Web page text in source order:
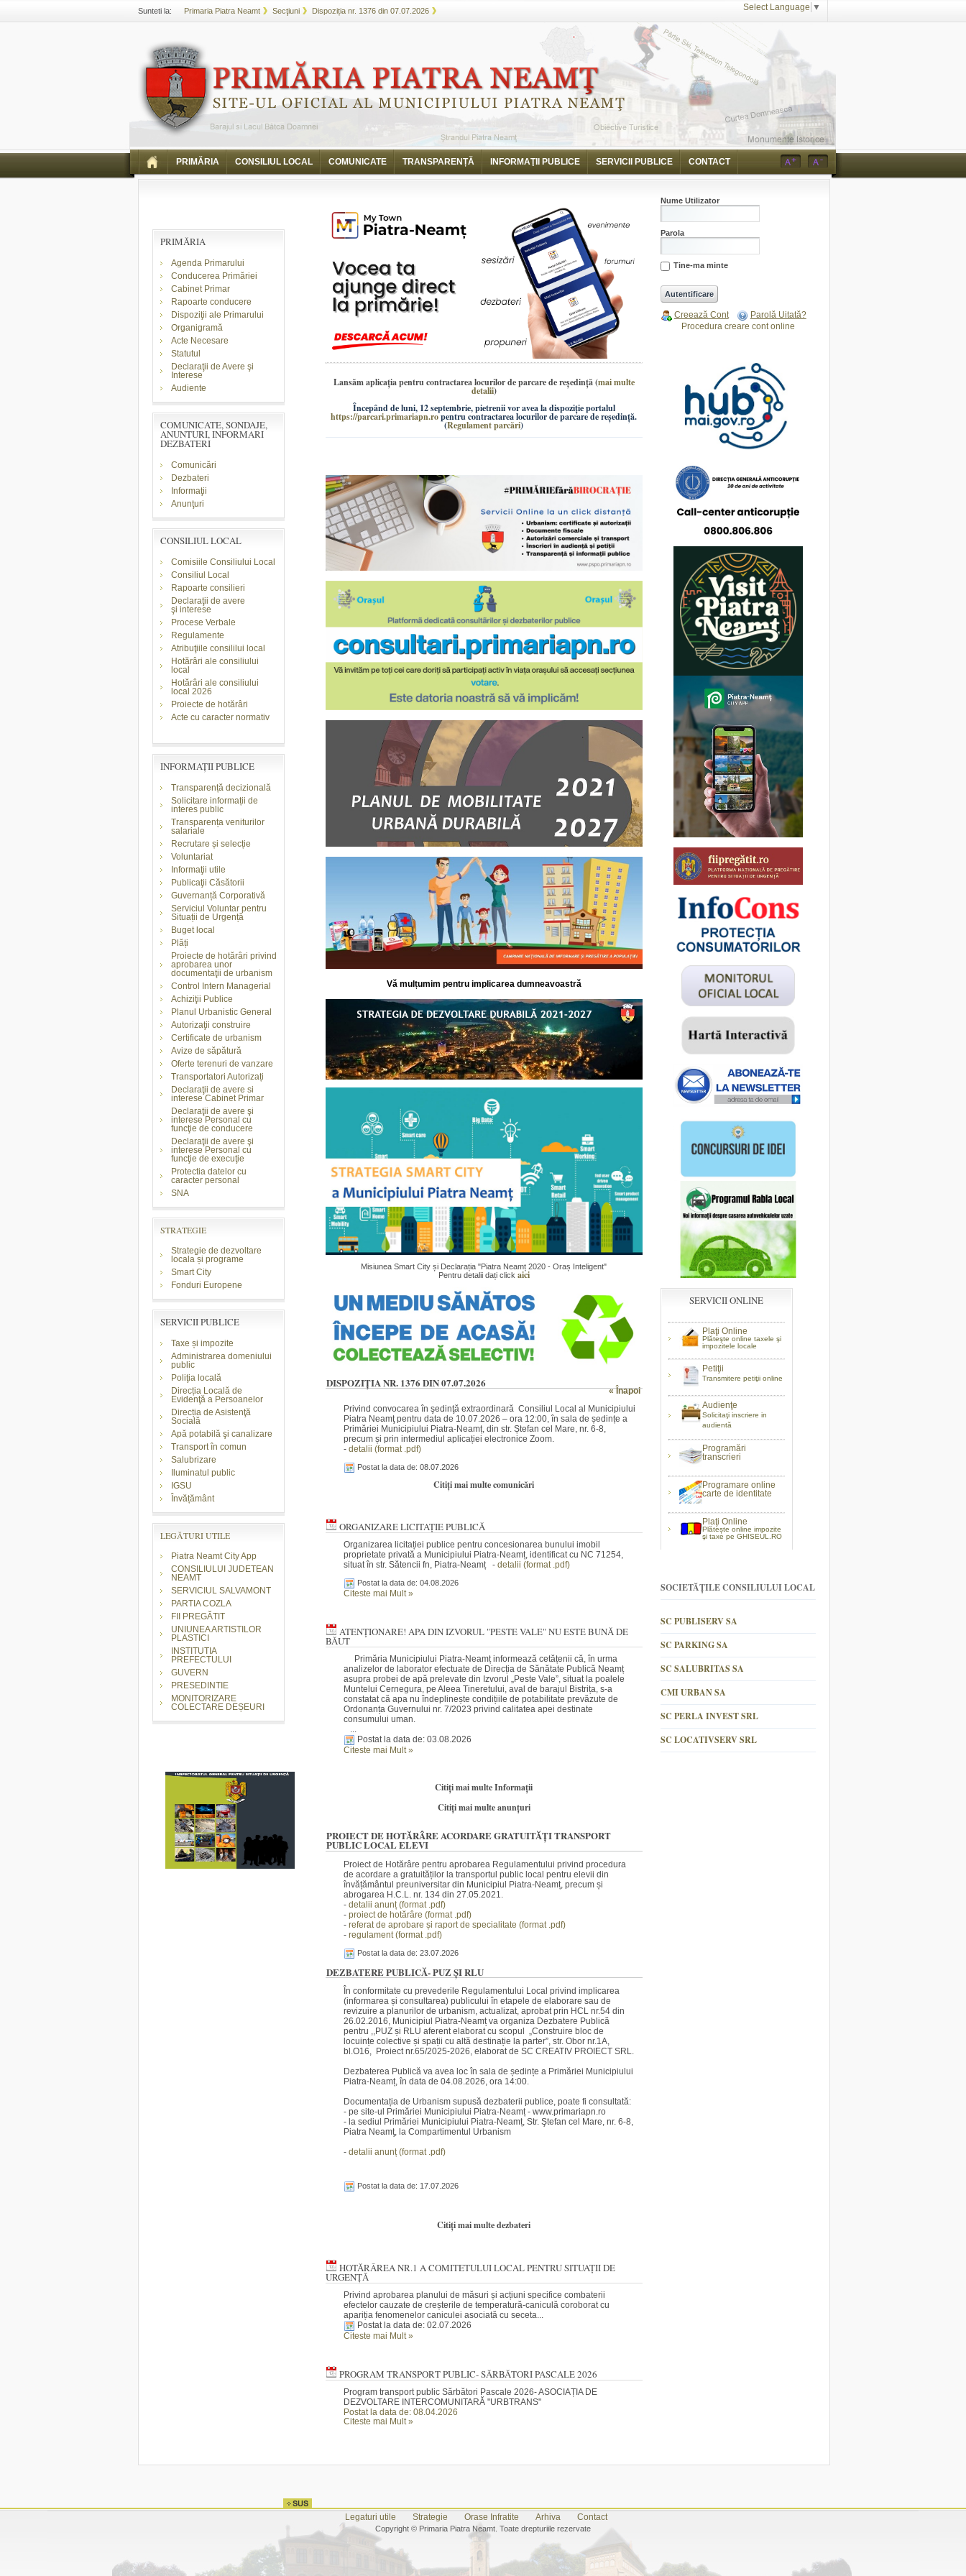
Sunteti la: Primaria Piatra Neamt Secţiuni Dispoziția nr. 1376 din 07.07.2026 Select Language ▼
PRIMĂRIA CONSILIUL LOCAL COMUNICATE TRANSPARENȚĂ INFORMAŢII PUBLICE SERVICII PUBLICE CONTACT
PRIMĂRIA
Agenda Primarului
Conducerea Primăriei
Cabinet Primar
Rapoarte conducere
Dispoziţii ale Primarului
Organigramă
Acte Necesare
Statutul
Declaraţii de Avere şi
Interese
Audiente
COMUNICATE, SONDAJE,
ANUNTURI, INFORMARI
DEZBATERI
Comunicări
Dezbateri
Informaţii
Anunţuri
CONSILIUL LOCAL
Comisiile Consiliului Local
Consiliul Local
Rapoarte consilieri
Declaraţii de avere
şi interese
Procese Verbale
Regulamente
Atribuţiile consililui local
Hotărâri ale consiliului
local
Hotărâri ale consiliului
local 2026
Proiecte de hotărâri
Acte cu caracter normativ
INFORMAŢII PUBLICE
Transparență decizională
Solicitare informații de
interes public
Transparența veniturilor
salariale
Recrutare și selecție
Voluntariat
Informaţii utile
Publicaţii Căsătorii
Guvernanță Corporativă
Serviciul Voluntar pentru
Situații de Urgență
Buget local
Plăți
Proiecte de hotărâri privind
aprobarea unor
documentaţii de urbanism
Control Intern Managerial
Achiziţii Publice
Planul Urbanistic General
Autorizaţii construire
Certificate de urbanism
Avize de săpătură
Oferte terenuri de vanzare
Transportatori Autorizați
Declaraţii de avere si
interese Cabinet Primar
Declaraţii de avere şi
interese Personal cu
funcţie de conducere
Declaraţii de avere şi
interese Personal cu
funcţie de execuţie
Protectia datelor cu
caracter personal
SNA
STRATEGIE
Strategie de dezvoltare
locala și programe
Smart City
Fonduri Europene
SERVICII PUBLICE
Taxe și impozite
Administrarea domeniului
public
Poliţia locală
Direcția Locală de
Evidenţă a Persoanelor
Direcția de Asistenţă
Socială
Apă potabilă şi canalizare
Transport în comun
Salubrizare
Iluminatul public
IGSU
Învățământ
LEGĂTURI UTILE
Piatra Neamt City App
CONSILIULUI JUDETEAN
NEAMT
SERVICIUL SALVAMONT
PARTIA COZLA
FII PREGĂTIT
UNIUNEA ARTISTILOR
PLASTICI
INSTITUTIA
PREFECTULUI
GUVERN
PRESEDINTIE
MONITORIZARE
COLECTARE DEȘEURI
Lansăm aplicația pentru contractarea locurilor de parcare de reședință(mai multe
detalii)
Începând de luni, 12 septembrie, pietrenii vor avea la dispoziție portalul
https://parcari.primariapn.ropentru contractarea locurilor de parcare de reședință.
(Regulament parcări)
Vă mulțumim pentru implicarea dumneavoastră
Misiunea Smart City și Declarația "Piatra Neamț 2020 - Oraș Inteligent"
Pentru detalii dați click aici
« Înapoi
DISPOZIȚIA NR. 1376 DIN 07.07.2026
Privind convocarea în şedinţă extraordinară Consiliul Local al Municipiului
Piatra Neamţ pentru data de 10.07.2026 – ora 12:00, în sala de ședințe a
Primăriei Municipiului Piatra-Neamț, din str. Ștefan cel Mare, nr. 6-8,
precum și prin intermediul aplicației electronice Zoom.
- detalii (format .pdf)
Postat la data de: 08.07.2026
Citiți mai multe comunicări
ORGANIZARE LICITAȚIE PUBLICĂ
Organizarea licitației publice pentru concesionarea bunului imobil
proprietate privată a Municipiului Piatra-Neamț, identificat cu NC 71254,
situat în str. Sătencii fn, Piatra-Neamț - detalii (format .pdf)
Postat la data de: 04.08.2026
Citeste mai Mult»
ATENȚIONARE! APA DIN IZVORUL "PESTE VALE" NU ESTE BUNĂ DE
BĂUT
Primăria Municipiului Piatra-Neamț informează cetățenii că, în urma
analizelor de laborator efectuate de Direcția de Sănătate Publică Neamț
asupra probei de apă prelevate din Izvorul „Peste Vale”, situat la poalele
Muntelui Cernegura, pe Aleea Tineretului, aval de barajul Bistrița, s-a
constatat că apa nu îndeplinește condițiile de potabilitate prevăzute de
Ordonanța Guvernului nr. 7/2023 privind calitatea apei destinate
consumului uman.
...
Postat la data de: 03.08.2026
Citeste mai Mult»
Citiți mai multe Informații
Citiți mai multe anunțuri
PROIECT DE HOTĂRÂRE ACORDARE GRATUITĂȚI TRANSPORT
PUBLIC LOCAL ELEVI
Proiect de Hotărâre pentru aprobarea Regulamentului privind procedura
de acordare a gratuităților la transportul public local pentru elevii din
învățământul preuniversitar din Municipiul Piatra-Neamț, precum și
abrogarea H.C.L. nr. 134 din 27.05.2021.
- detalii anunț (format .pdf)
- proiect de hotărâre (format .pdf)
- referat de aprobare și raport de specialitate (format.pdf)
- regulament (format .pdf)
Postat la data de: 23.07.2026
DEZBATERE PUBLICĂ- PUZ ȘI RLU
În conformitate cu prevederile Regulamentului Local privind implicarea
(informarea și consultarea) publicului în etapele de elaborare sau de
revizuire a planurilor de urbanism, actualizat, aprobat prin HCL nr.54 din
26.02.2016, Municipiul Piatra-Neamț va organiza Dezbatere Publică
pentru ,,PUZ și RLU aferent elaborat cu scopul „Construire bloc de
locuințe colective și spații cu altă destinație la parter”, str. Obor nr.1A,
bl.O16, Proiect nr.65/2025-2026, elaborat de SC CREATIV PROIECT SRL.
Dezbaterea Publică va avea loc în sala de ședințe a Primăriei Municipiului
Piatra-Neamț, în data de 04.08.2026, ora 14:00.
Documentația de Urbanism supusă dezbaterii publice, poate fi consultată:
- pe site-ul Primăriei Municipiului Piatra-Neamț - www.primariapn.ro
- la sediul Primăriei Municipiului Piatra-Neamț, Str. Ştefan cel Mare, nr. 6-8,
Piatra Neamţ, la Compartimentul Urbanism
- detalii anunț (format .pdf)
Postat la data de: 17.07.2026
Citiți mai multe dezbateri
HOTĂRÂREA NR.1 A COMITETULUI LOCAL PENTRU SITUAȚII DE
URGENȚĂ
Privind aprobarea planului de măsuri și acțiuni specifice combaterii
efectelor cauzate de creșterile de temperatură-caniculă coroborat cu
apariția fenomenelor caniculei asociată cu seceta...
Postat la data de: 02.07.2026
Citeste mai Mult »
PROGRAM TRANSPORT PUBLIC- SĂRBĂTORI PASCALE 2026
Program transport public Sărbători Pascale 2026- ASOCIAȚIA DE
DEZVOLTARE INTERCOMUNITARĂ "URBTRANS"
Postat la data de: 08.04.2026
Citeste mai Mult»
Nume Utilizator
Parola
Tine-ma minte
Creează Cont
Parolă Uitată?
Procedura creare cont online
SERVICII ONLINE
Plaţi Online
Plăteşte online taxele şi
impozitele locale
Petiţii
Transmitere petiţii online
Audienţe
Solicitaţi inscriere in
audientă
Programări
transcrieri
Programare online
carte de identitate
Plaţi Online
Plătește online impozite
şi taxe pe GHISEUL.RO
SOCIETĂȚILE CONSILIULUI LOCAL
SC PUBLISERV SA
SC PARKING SA
SC SALUBRITAS SA
CMI URBAN SA
SC PERLA INVEST SRL
SC LOCATIVSERV SRL
Legaturi utile Strategie Orase Infratite Arhiva Contact
Copyright © Primaria Piatra Neamt. Toate drepturiile rezervate